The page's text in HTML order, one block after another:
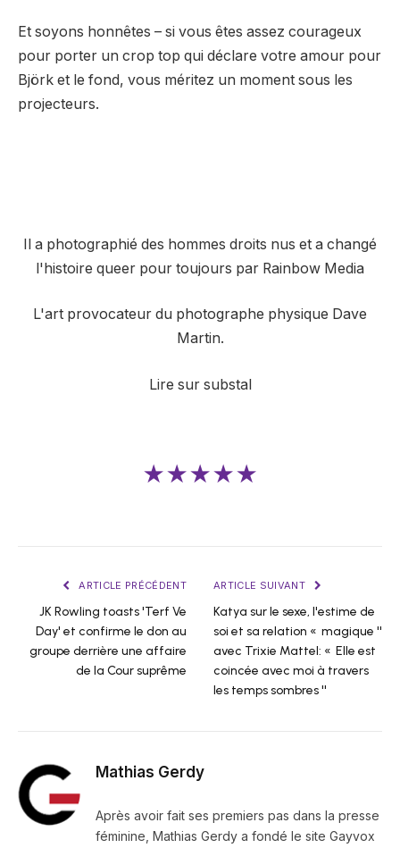
Et soyons honnêtes – si vous êtes assez courageux
pour porter un crop top qui déclare votre amour pour
Björk et le fond, vous méritez un moment sous les
projecteurs.
Il a photographié des hommes droits nus et a changé
l'histoire queer pour toujours par Rainbow Media
L'art provocateur du photographe physique Dave
Martin.
Lire sur substal
★★★★★
ARTICLE PRÉCÉDENT
JK Rowling toasts 'Terf Ve
Day' et confirme le don au
groupe derrière une affaire
de la Cour suprême
ARTICLE SUIVANT
Katya sur le sexe, l'estime de
soi et sa relation « magique ''
avec Trixie Mattel: « Elle est
coincée avec moi à travers
les temps sombres ''
Mathias Gerdy
Après avoir fait ses premiers pas dans la presse
féminine, Mathias Gerdy a fondé le site Gayvox